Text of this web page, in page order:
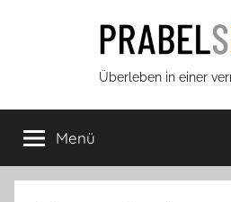
Prabels
Blog
Überleben in einer
Menü